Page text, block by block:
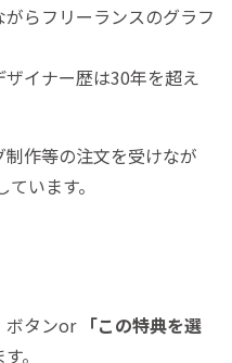
らフリーランスのグラフ
イナー歴は30年を超え
作等の注文を受けなが
います。
ボタンor 「この特典を選
。